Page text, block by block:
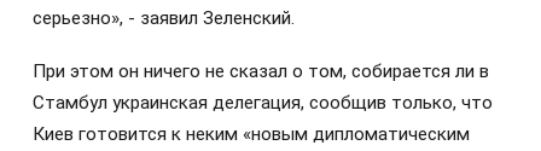
серьезно», - заявил Зеленский.
При этом он ничего не сказал о том, собирается ли в
Стамбул украинская делегация, сообщив только, что
Киев готовится к неким «новым дипломатическим